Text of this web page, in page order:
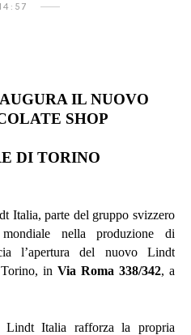
14:57
IL NUOVO
SHOP
DI TORINO
Italia, parte del gruppo svizzero
nella produzione di
l’apertura del nuovo Lindt
in Via Roma 338/342, a
Lindt Italia rafforza la propria